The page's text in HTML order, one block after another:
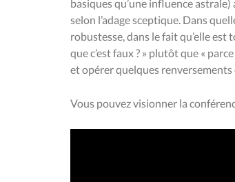
basiques qu’une influence
selon l’adage sceptique. Dans
robustesse, dans le fait qu’elle est
que c’est faux ? » plutôt que «
et opérer quelques
Vous pouvez visionner la